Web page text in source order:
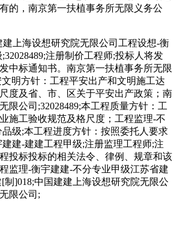
的，南京第一扶植事务所无限义务公
上海设想研究院无限公司工程设想-衡
注册制价工程师;投标人将发
中标通知书。南京第一扶植事务所无限
明方针：工程平安出产和文明施工达
度及省、市、区关于平安出产政策；南
限公司;32028489;本工程质量方针：工
施工验收规范及格尺度；工程监理-不
级;本工程进度方针：按照委托人要求
建-建建工程甲级;注册监理工程师;注
投标投标的相关法令、律例、规章和该
监理-衡宇建建-不分专业甲级江苏省建
制]018;中国建建上海设想研究院无限公
限公司;